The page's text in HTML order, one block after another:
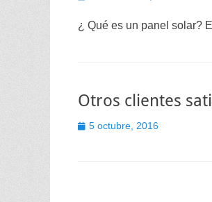
¿ Qué es un panel solar?
Otros clientes
Publicado
5 octubre, 2016